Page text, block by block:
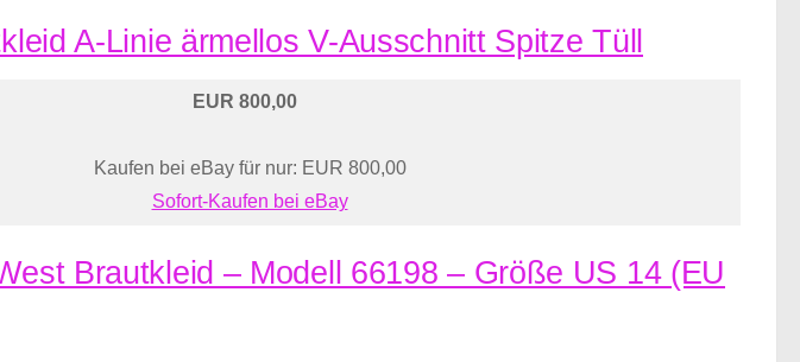
A-Linie ärmellos V-Ausschnitt Spitze Tüll
EUR 800,00
Kaufen bei eBay für nur: EUR 800,00
Sofort-Kaufen bei eBay
Brautkleid – Modell 66198 – Größe US 14 (EU